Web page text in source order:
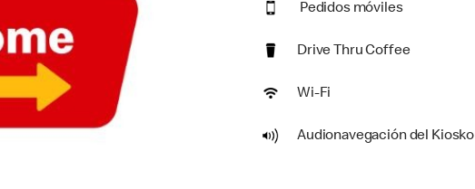
Pedidos móviles
Drive Thru Coffee
Wi-Fi
Audionavegación del Kiosko